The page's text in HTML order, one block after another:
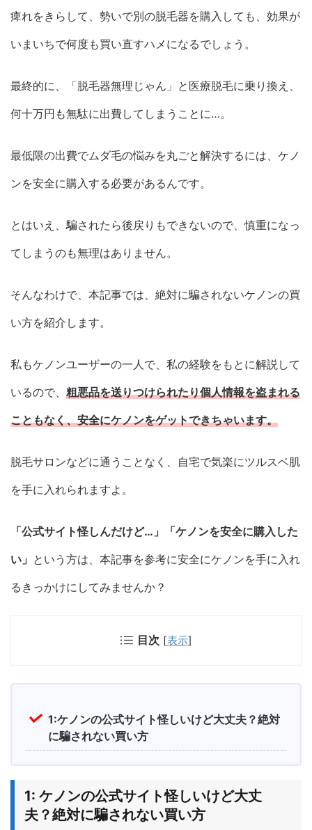
痺れをきらして、勢いで別の脱毛器を購入しても、効果が
いまいちで何度も買い直すハメになるでしょう。
最終的に、「脱毛器無理じゃん」と医療脱毛に乗り換え、
何十万円も無駄に出費してしまうことに…。
最低限の出費でムダ毛の悩みを丸ごと解決するには、ケノ
ンを安全に購入する必要があるんです。
とはいえ、騙されたら後戻りもできないので、慎重になっ
てしまうのも無理はありません。
そんなわけで、本記事では、絶対に騙されないケノンの買
い方を紹介します。
私もケノンユーザーの一人で、私の経験をもとに解説して
いるので、 粗悪品を送りつけられたり個人情報を盗まれる
こともなく、安全にケノンをゲットできちゃいます。
脱毛サロンなどに通うことなく、自宅で気楽にツルスベ肌
を手に入れられますよ。
「公式サイト怪しんだけど…」「ケノンを安全に購入した
い」 という方は、本記事を参考に安全にケノンを手に入れ
るきっかけにしてみませんか？
目次 [表示]
1:ケノンの公式サイト怪しいけど大丈夫？絶対
に騙されない買い方
1: ケノンの公式サイト怪しいけど大丈
夫？絶対に騙されない買い方